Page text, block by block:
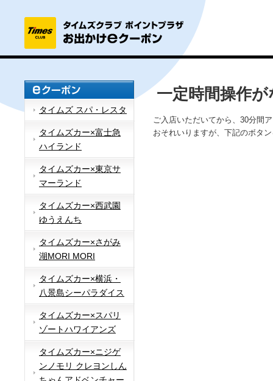
タイムズ スパ・レスタ
タイムズカー×富士急
ハイランド
タイムズカー×東京サ
マーランド
タイムズカー×西武園
ゆうえんち
タイムズカー×さがみ
湖MORI MORI
タイムズカー×横浜・
八景島シーパラダイス
タイムズカー×スパリ
ゾートハワイアンズ
タイムズカー×ニジゲ
ンノモリ クレヨンしん
一定時間操作
ご入店いただいてから、30分間
おそれいりますが、下記のボタ